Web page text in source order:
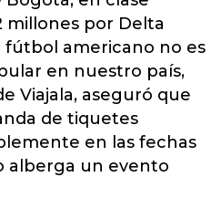
millones por Delta
fútbol americano no es
en nuestro país,
Viajala, aseguró que
de tiquetes
en las fechas
alberga un evento